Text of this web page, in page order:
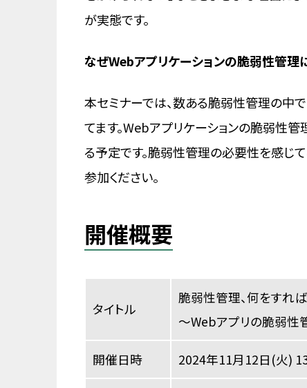
が実態です。
なぜWebアプリケーションの脆弱性管
本セミナーでは、数ある脆弱性管理の中
てます。Webアプリケーションの脆弱性
る予定です。脆弱性管理の必要性を感じ
参加ください。
開催概要
タイトル
脆弱性管理、何をすれ
〜Webアプリの脆弱性
開催日時 2024年11月12日(火)